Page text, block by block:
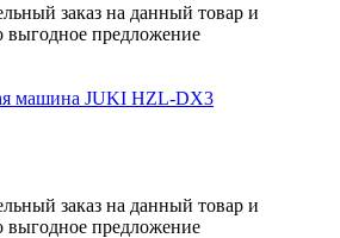
заказ на данный товар и
выгодное предложение
машина JUKI HZL-DX3
заказ на данный товар и
выгодное предложение